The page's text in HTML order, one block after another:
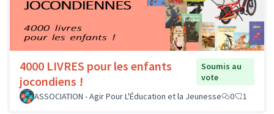
4000 LIVRES pour les enfants
jocondiens !
Soumis au
vote
ASSOCIATION - Agir Pour L'Éducation et la Jeunesse
0 1